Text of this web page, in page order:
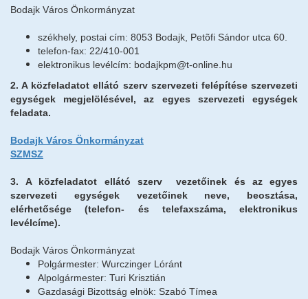
Egészségügy
Idősek otthona
Oktatás, nevelés
Vendéglátás
Civil oldalak
Testvérvárosok
Rendőrség
Tervek, koncepciók, stratégiák, programok
Befektetőbarát Település
Közérdekű adatok megismerése
Impresszum
Bodajk Város Önkormányzat
székhely, postai cím: 8053 Bodajk, Petõfi Sándor utca 60.
telefon-fax: 22/410-001
elektronikus levélcím: bodajkpm@t-online.hu
2. A közfeladatot ellátó szerv szervezeti felépítése szervezeti
egységek megjelölésével, az egyes szervezeti egységek
feladata.
Bodajk Város Önkormányzat
SZMSZ
3.A közfeladatot ellátó szerv vezetőinek és az egyes
szervezeti egységek vezetőinek neve, beosztása,
elérhetősége (telefon- és telefaxszáma, elektronikus
levélcíme).
Bodajk Város Önkormányzat
Polgármester: Wurczinger Lóránt
Alpolgármester: Turi Krisztián
Gazdasági Bizottság elnök: Szabó Tímea